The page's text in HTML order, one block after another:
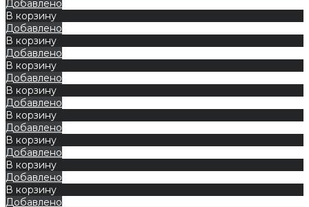
Добавлено
В корзину
Добавлено
В корзину
Добавлено
В корзину
Добавлено
В корзину
Добавлено
В корзину
Добавлено
В корзину
Добавлено
В корзину
Добавлено
В корзину
Добавлено